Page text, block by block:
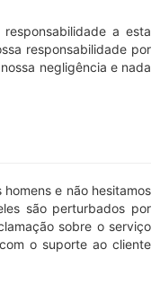
a esta
responsabilidade por
negligência e nada
homens e não hesitamos
são perturbados por
sobre o serviço
o suporte ao cliente